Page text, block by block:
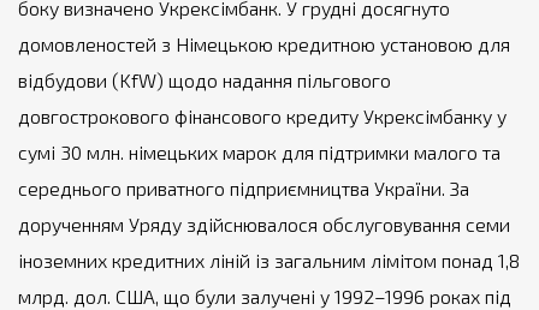
боку визначено Укрексімбанк. У грудні досягнуто
домовленостей з Німецькою кредитною установою для
відбудови (KfW) щодо надання пільгового
довгострокового фінансового кредиту Укрексімбанку у
сумі 30 млн. німецьких марок для підтримки малого та
середнього приватного підприємництва України. За
дорученням Уряду здійснювалося обслуговування семи
іноземних кредитних ліній із загальним лімітом понад 1,8
млрд. дол. США, що були залучені у 1992–1996 роках під